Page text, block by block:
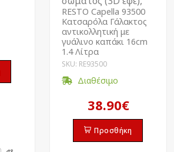
RESTO Capella 93500
Kατσαρόλα Γάλακτος
αντικολλητική με
γυάλινο καπάκι 16cm
1.4 Λίτρα
SKU: RE93500
Διαθέσιμο
38.90€
Προσθήκη